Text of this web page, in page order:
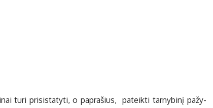
tu­ri pri­sis­ta­ty­ti, o pa­pra­šius, pa­teik­ti tar­ny­bi­nį pa­žy­